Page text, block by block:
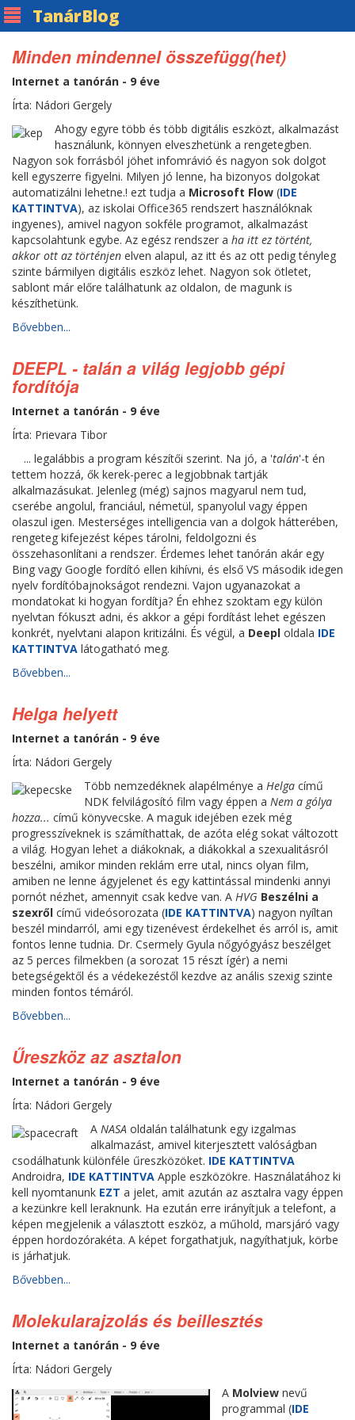
TanárBlog
Minden mindennel összefügg(het)
Internet a tanórán - 9 éve
Írta: Nádori Gergely
Ahogy egyre több és több digitális eszközt, alkalmazást
használunk, könnyen elveszhetünk a rengetegben.
Nagyon sok forrásból jöhet infomrávió és nagyon sok dolgot
kell egyszerre figyelni. Milyen jó lenne, ha bizonyos dolgokat
automatizálni lehetne.! ezt tudja a Microsoft Flow (IDE
KATTINTVA), az iskolai Office365 rendszert használóknak
ingyenes), amivel nagyon sokféle programot, alkalmazást
kapcsolahtunk egybe. Az egész rendszer a ha itt ez történt,
akkor ott az történjen elven alapul, az itt és az ott pedig tényleg
szinte bármilyen digitális eszköz lehet. Nagyon sok ötletet,
sablont már előre találhatunk az oldalon, de magunk is
készíthetünk.
Bővebben...
DEEPL - talán a világ legjobb gépi
fordítója
Internet a tanórán - 9 éve
Írta: Prievara Tibor
... legalábbis a program készítői szerint. Na jó, a 'talán'-t én
tettem hozzá, ők kerek-perec a legjobbnak tartják
alkalmazásukat. Jelenleg (még) sajnos magyarul nem tud,
cserébe angolul, franciául, németül, spanyolul vagy éppen
olaszul igen. Mesterséges intelligencia van a dolgok hátterében,
rengeteg kifejezést képes tárolni, feldolgozni és
összehasonlítani a rendszer. Érdemes lehet tanórán akár egy
Bing vagy Google fordító ellen kihívni, és első VS második idegen
nyelv fordítóbajnokságot rendezni. Vajon ugyanazokat a
mondatokat ki hogyan fordítja? Én ehhez szoktam egy külön
nyelvtan fókuszt adni, és akkor a gépi fordítást lehet egészen
konkrét, nyelvtani alapon kritizálni. És végül, a Deepl oldala IDE
KATTINTVA látogatható meg.
Bővebben...
Helga helyett
Internet a tanórán - 9 éve
Írta: Nádori Gergely
Több nemzedéknek alapélménye a Helga című
NDK felvilágosító film vagy éppen a Nem a gólya
hozza... című könyvecske. A maguk idejében ezek még
progresszíveknek is számíthattak, de azóta elég sokat változott
a világ. Hogyan lehet a diákoknak, a diákokkal a szexualitásról
beszélni, amikor minden reklám erre utal, nincs olyan film,
amiben ne lenne ágyjelenet és egy kattintással mindenki annyi
pornót nézhet, amennyit csak kedve van. A HVG Beszélni a
szexről című videósorozata (IDE KATTINTVA) nagyon nyíltan
beszél mindarról, ami egy tizenévest érdekelhet és arról is, amit
fontos lenne tudnia. Dr. Csermely Gyula nőgyógyász beszélget
az 5 perces filmekben (a sorozat 15 részt ígér) a nemi
betegségektől és a védekezéstől kezdve az anális szexig szinte
minden fontos témáról.
Bővebben...
Űreszköz az asztalon
Internet a tanórán - 9 éve
Írta: Nádori Gergely
A NASA oldalán találhatunk egy izgalmas
alkalmazást, amivel kiterjesztett valóságban
csodálhatunk különféle űreszközöket. IDE KATTINTVA
Androidra, IDE KATTINTVA Apple eszközökre. Használatához ki
kell nyomtanunk EZT a jelet, amit azután az asztalra vagy éppen
a kezünkre kell leraknunk. Ha ezután erre irányítjuk a telefont, a
képen megjelenik a választott eszköz, a műhold, marsjáró vagy
éppen hordozórakéta. A képet forgathatjuk, nagyíthatjuk, körbe
is járhatjuk.
Bővebben...
Molekularajzolás és beillesztés
Internet a tanórán - 9 éve
Írta: Nádori Gergely
A Molview nevű
programmal (IDE